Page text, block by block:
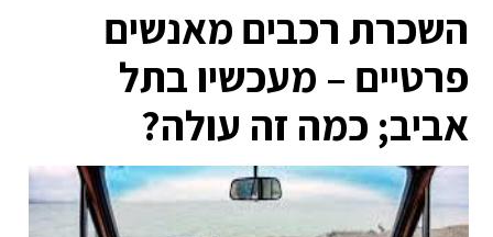
השכרת רכבים מאנשים
פרטיים – מעכשיו בתל
אביב; כמה זה עולה?